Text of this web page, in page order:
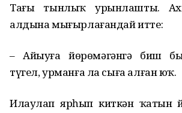
Тағы тынлыҡ урынлашты.
алдына мығырлағандай итте:
– Айыуға йөрөмәгәнгә биш
түгел, урманға ла сыға алған юҡ.
Илаулап ярһып киткән ҡатын